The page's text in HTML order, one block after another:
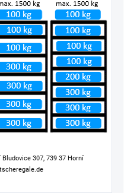
307, 739 37 Horní